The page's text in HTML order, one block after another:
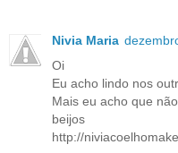
Nivia Maria
Oi
Eu acho lindo nos
Mais eu acho que
beijos
http://